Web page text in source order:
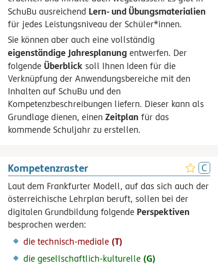
SchuBu ausreichend Lern- und Übungsmaterialien
für jedes Leistungsniveau der Schüler*innen.
Sie können aber auch eine vollständig
eigenständige Jahresplanung entwerfen. Der
folgende Überblick soll Ihnen Ideen für die
Verknüpfung der Anwendungsbereiche mit den
Inhalten auf SchuBu und den
Kompetenzbeschreibungen liefern. Dieser kann als
Grundlage dienen, einen Zeitplan für das
kommende Schuljahr zu erstellen.
Kompetenzraster
Laut dem Frankfurter Modell, auf das sich auch der
österreichische Lehrplan beruft, sollen bei der
digitalen Grundbildung folgende Perspektiven
besprochen werden:
die technisch-mediale (T)
die gesellschaftlich-kulturelle (G)